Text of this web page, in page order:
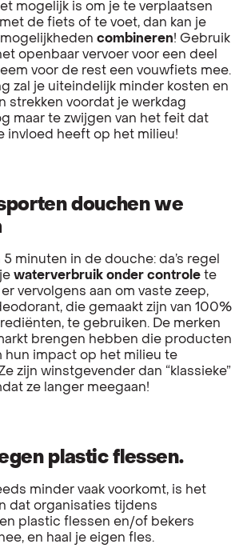
mogelijk is om je te verplaatsen
de fiets of te voet, dan kan je
combineren! Gebruik
openbaar vervoer voor een deel
voor de rest een vouwfiets mee.
zal je uiteindelijk minder kosten en
strekken voordat je werkdag
maar te zwijgen van het feit dat
invloed heeft op het milieu!
douchen we
minuten in de douche: da’s regel
waterverbruik onder controle te
vervolgens aan om vaste zeep,
die gemaakt zijn van 100%
te gebruiken. De merken
brengen hebben die producten
hun impact op het milieu te
zijn winstgevender dan “klassieke”
ze langer meegaan!
plastic flessen.
minder vaak voorkomt, is het
dat organisaties tijdens
plastic flessen en/of bekers
en haal je eigen fles.